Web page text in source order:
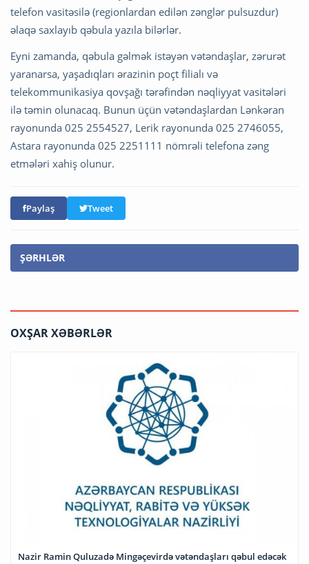
telefon vasitəsilə (regionlardan edilən zənglər pulsuzdur)
əlaqə saxlayıb qəbula yazıla bilərlər.
Eyni zamanda, qəbula gəlmək istəyən vətəndaşlar, zərurət
yaranarsa, yaşadıqları ərazinin poçt filialı və
telekommunikasiya qovşağı tərəfindən nəqliyyat vasitələri
ilə təmin olunacaq. Bunun üçün vətəndaşlardan Lənkəran
rayonunda 025 2554527, Lerik rayonunda 025 2746055,
Astara rayonunda 025 2251111 nömrəli telefona zəng
etmələri xahiş olunur.
Paylaş Tweet
ŞƏRHLƏR
OXŞAR XƏBƏRLƏR
Nazir Ramin Quluzadə Mingəçevirdə vətəndaşları qəbul edəcək